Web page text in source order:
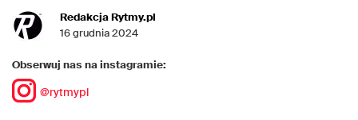
Redakcja Rytmy.pl
16 grudnia 2024
Obserwuj nas na instagramie:
@rytmypl